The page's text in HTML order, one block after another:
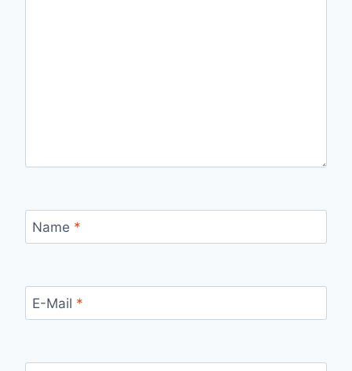
Name *
E-Mail *